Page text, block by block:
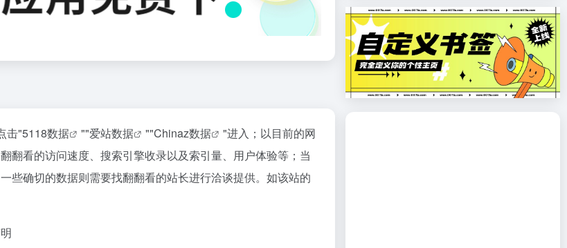
击"5118数据 ""爱站数据 ""Chinaz数据
"进入；以目前的网
翻看的访问速度、搜索引擎收录以及索引量、用户体验等；当
些确切的数据则需要找翻翻看的站长进行洽谈提供。如该站的